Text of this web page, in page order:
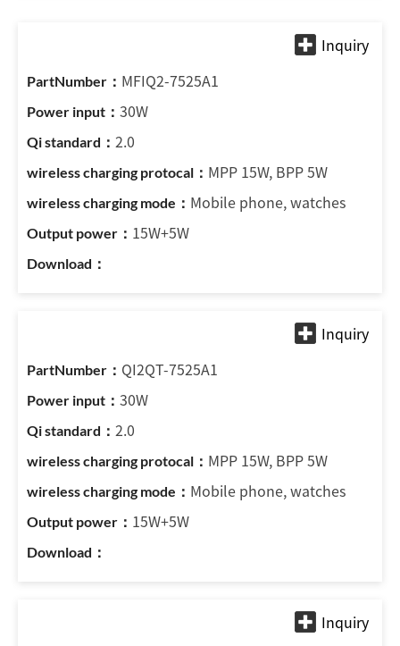
MFIQ2-7525A1
30W
2.0
MPP 15W, BPP 5W
Mobile phone, watches
15W+5W
QI2QT-7525A1
30W
2.0
MPP 15W, BPP 5W
Mobile phone, watches
15W+5W